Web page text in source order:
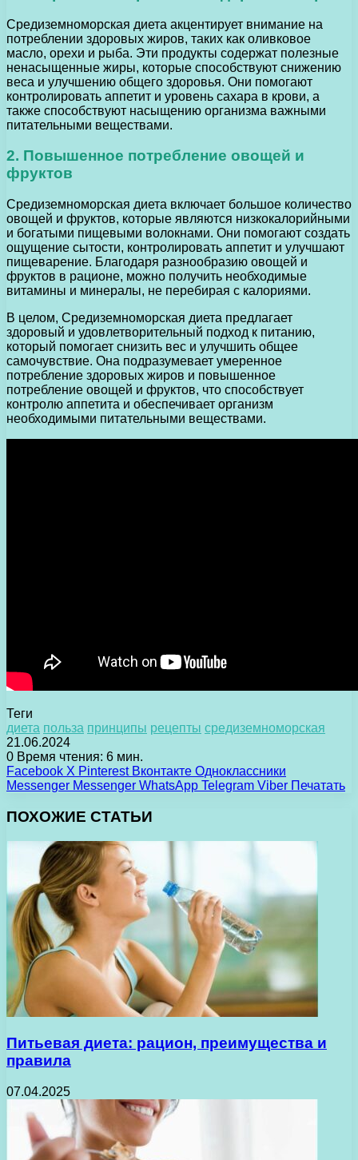
Средиземноморская диета акцентирует внимание на
потреблении здоровых жиров, таких как оливковое
масло, орехи и рыба. Эти продукты содержат полезные
ненасыщенные жиры, которые способствуют снижению
веса и улучшению общего здоровья. Они помогают
контролировать аппетит и уровень сахара в крови, а
также способствуют насыщению организма важными
питательными веществами.
2. Повышенное потребление овощей и
фруктов
Средиземноморская диета включает большое количество
овощей и фруктов, которые являются низкокалорийными
и богатыми пищевыми волокнами. Они помогают создать
ощущение сытости, контролировать аппетит и улучшают
пищеварение. Благодаря разнообразию овощей и
фруктов в рационе, можно получить необходимые
витамины и минералы, не перебирая с калориями.
В целом, Средиземноморская диета предлагает
здоровый и удовлетворительный подход к питанию,
который помогает снизить вес и улучшить общее
самочувствие. Она подразумевает умеренное
потребление здоровых жиров и повышенное
потребление овощей и фруктов, что способствует
контролю аппетита и обеспечивает организм
необходимыми питательными веществами.
Теги
диета польза принципы рецепты средиземноморская
21.06.2024
0 Время чтения: 6 мин.
Facebook X Pinterest Вконтакте Одноклассники
Messenger Messenger WhatsApp Telegram Viber Печатать
ПОХОЖИЕ СТАТЬИ
Питьевая диета: рацион, преимущества и
правила
07.04.2025